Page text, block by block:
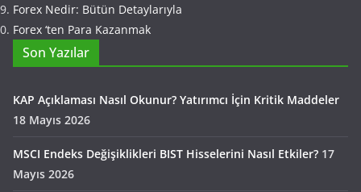
Forex Nedir: Bütün Detaylarıyla
Forex ‘ten Para Kazanmak
Son Yazılar
KAP Açıklaması Nasıl Okunur? Yatırımcı İçin Kritik Maddeler
18 Mayıs 2026
MSCI Endeks Değişiklikleri BIST Hisselerini Nasıl Etkiler? 17
Mayıs 2026